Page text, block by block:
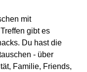
mit
gibt es
Du hast die
- über
Familie, Friends,